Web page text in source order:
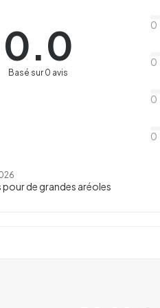
0.0
Basé sur 0 avis
0
0
0
0
de grandes aréoles